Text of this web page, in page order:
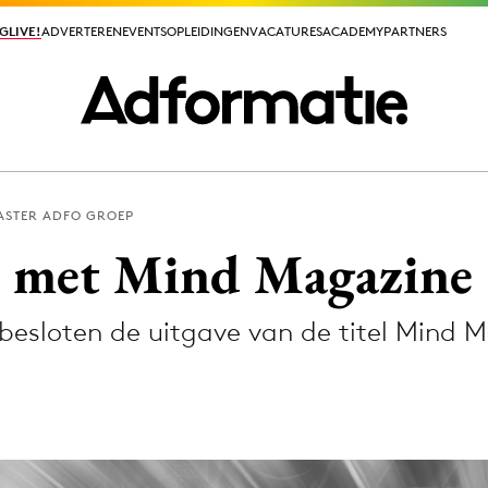
ADVERTERENEVENTSOPLEIDINGENVACATURESACADEMYPARTNERS
ADVERTERENEVENTSOPLEIDINGENVACATURESACADEMYPARTNERS
PR
ADFO GROEP
met Mind Magazine
de uitgave van de titel Mind